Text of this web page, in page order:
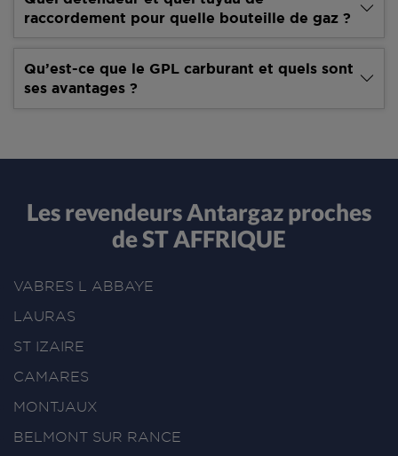
raccordement pour quelle bouteille de gaz ?
Qu’est-ce que le GPL carburant et quels sont
ses avantages ?
Les revendeurs Antargaz proches
de ST AFFRIQUE
VABRES L ABBAYE
LAURAS
ST IZAIRE
CAMARES
MONTJAUX
BELMONT SUR RANCE